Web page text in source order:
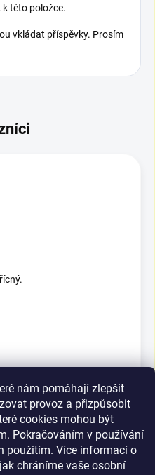
nám pomáhají zlepšit
provoz a přizpůsobit
cookies mohou být
Pokračováním v používání
použitím. Více informací o
chráníme vaše osobní
k této položce.
vkládat příspěvky. Prosím